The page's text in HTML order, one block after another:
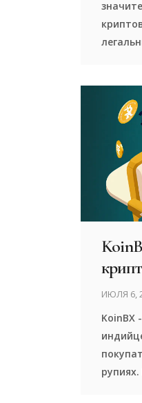
или
ИЮЛЯ 6,
KoinBX